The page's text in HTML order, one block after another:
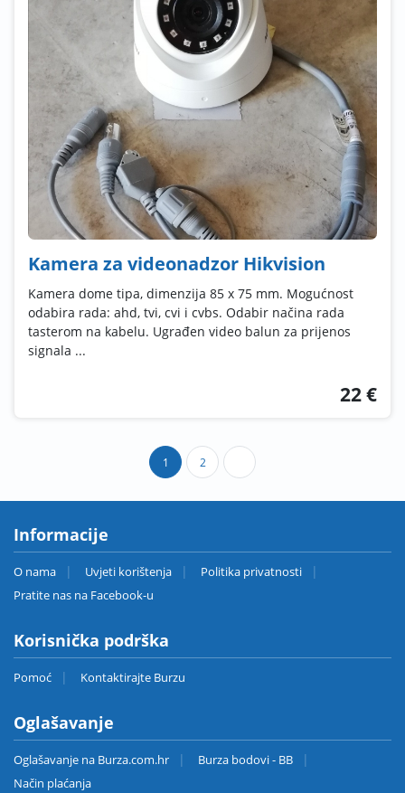
Kamera za videonadzor Hikvision
Kamera dome tipa, dimenzija 85 x 75 mm. Mogućnost
odabira rada: ahd, tvi, cvi i cvbs. Odabir načina rada
tasterom na kabelu. Ugrađen video balun za prijenos
signala ...
22 €
1 2
Informacije
O nama Uvjeti korištenja
Politika privatnosti
Pratite nas na Facebook-u
Korisnička podrška
Pomoć Kontaktirajte Burzu
Oglašavanje
Oglašavanje na Burza.com.hr
Burza bodovi - BB
Način plaćanja